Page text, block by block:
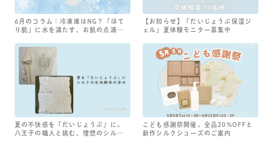
6月のコラム：冷凍庫はNG？「ほて
り肌」に水を満たす、お肌の点滴…
【お知らせ】「だいじょうぶ保湿ジ
ェル」夏体験モニター募集中
夏の不快感を「だいじょうぶ」に。
八王子の職人と挑む、理想のシル…
こども感謝祭開催。全品20%OFFと
新作シルクシューズのご案内